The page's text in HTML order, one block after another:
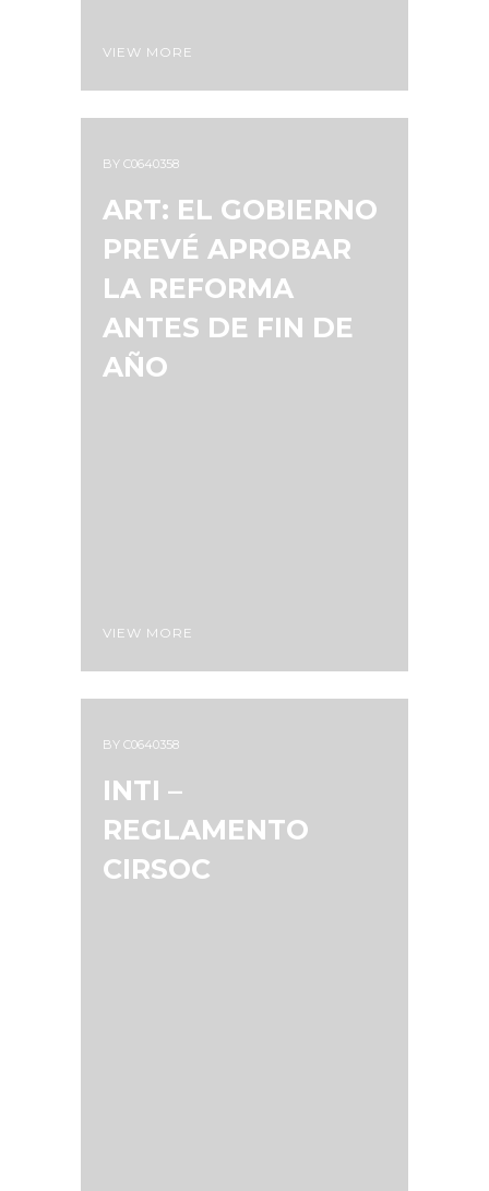
VIEW MORE
BY C0640358
ART: EL GOBIERNO
PREVÉ APROBAR
LA REFORMA
ANTES DE FIN DE
AÑO
VIEW MORE
BY C0640358
INTI –
REGLAMENTO
CIRSOC